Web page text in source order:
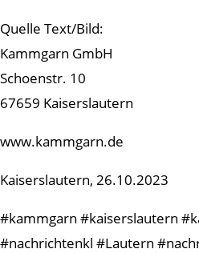
Quelle Text/Bild:
Kammgarn GmbH
Schoenstr. 10
67659 Kaiserslautern
www.kammgarn.de
Kaiserslautern, 26.10.2023
#kammgarn #kaiserslautern
#nachrichtenkl #Lautern